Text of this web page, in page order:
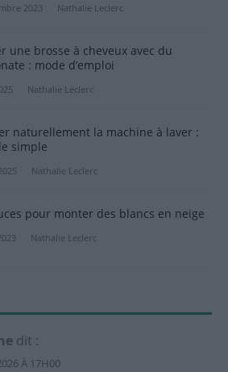
2023 Nathalie Leclerc
une brosse à cheveux avec du
: mode d’emploi
Nathalie Leclerc
naturellement la machine à laver :
simple
Nathalie Leclerc
pour monter des blancs en neige
Nathalie Leclerc
dit :
À 17H00